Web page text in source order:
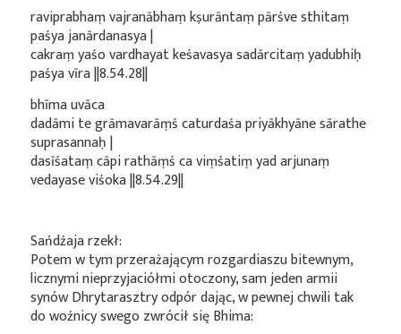
raviprabhaṃ vajranābhaṃ kṣurāntaṃ pārśve sthitaṃ
paśya janārdanasya |
cakraṃ yaśo vardhayat keśavasya sadārcitaṃ yadubhiḥ
paśya vīra ||8.54.28||
bhīma uvāca
dadāmi te grāmavarāṃś caturdaśa priyākhyāne sārathe
suprasannaḥ |
dasīśataṃ cāpi rathāṃś ca viṃśatiṃ yad arjunaṃ
vedayase viśoka ||8.54.29||
Sańdźaja rzekł:
Potem w tym przerażającym rozgardiaszu bitewnym,
licznymi nieprzyjaciółmi otoczony, sam jeden armii
synów Dhrytarasztry odpór dając, w pewnej chwili tak
do woźnicy swego zwrócił się Bhima: